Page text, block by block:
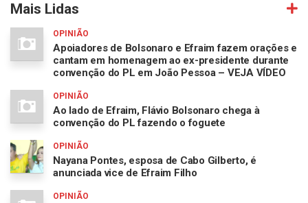
Mais Lidas
OPINIÃO
Apoiadores de Bolsonaro e Efraim fazem orações e
cantam em homenagem ao ex-presidente durante
convenção do PL em João Pessoa – VEJA VÍDEO
OPINIÃO
Ao lado de Efraim, Flávio Bolsonaro chega à
convenção do PL fazendo o foguete
OPINIÃO
Nayana Pontes, esposa de Cabo Gilberto, é
anunciada vice de Efraim Filho
OPINIÃO